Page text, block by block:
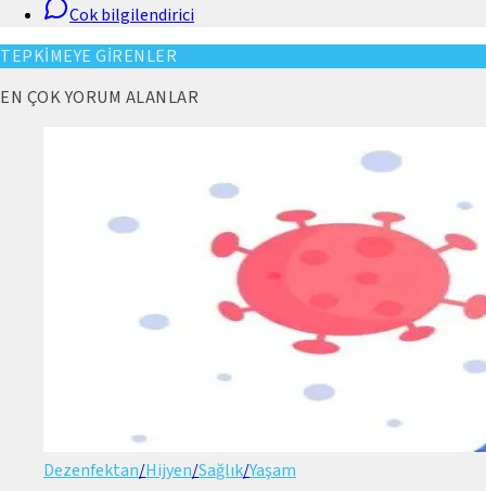
Cok bilgilendirici
TEPKİMEYE GİRENLER
EN ÇOK YORUM ALANLAR
Dezenfektan/Hijyen/Sağlık/Yaşam